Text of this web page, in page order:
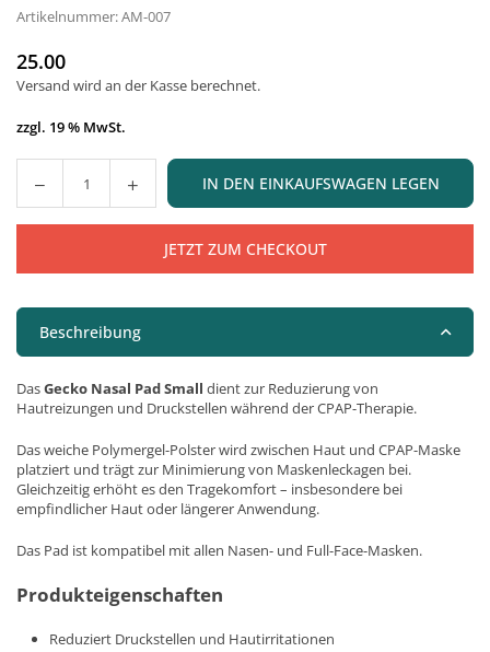
Artikelnummer:AM-007
Normaler
Preis
25.00
Versand wird an der Kasse berechnet.
zzgl. 19 % MwSt.
Menge IN DEN EINKAUFSWAGEN LEGEN
JETZT ZUM CHECKOUT
Beschreibung
DasGecko Nasal Pad Small dient zur Reduzierung von
Hautreizungen und Druckstellen während der CPAP-Therapie.
Das weiche Polymergel-Polster wird zwischen Haut und CPAP-Maske
platziert und trägt zur Minimierung von Maskenleckagen bei.
Gleichzeitig erhöht es den Tragekomfort – insbesondere bei
empfindlicher Haut oder längerer Anwendung.
Das Pad ist kompatibel mit allen Nasen- und Full-Face-Masken.
Produkteigenschaften
Reduziert Druckstellen und Hautirritationen